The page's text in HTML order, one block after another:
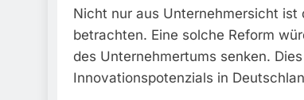
Nicht nur aus Unternehmersicht
betrachten. Eine solche Reform
des Unternehmertums senken.
Innovationspotenzials in